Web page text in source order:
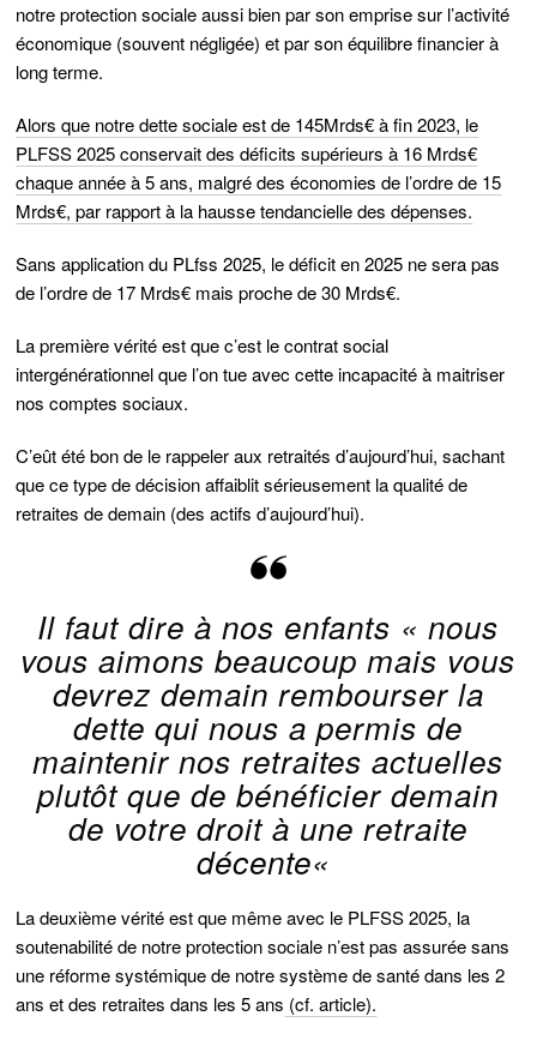
notre protection sociale aussi bien par son emprise sur l’activité
économique (souvent négligée) et par son équilibre financier à
long terme.
Alors que notre dette sociale est de 145Mrds€ à fin 2023, le
PLFSS 2025 conservait des déficits supérieurs à 16 Mrds€
chaque année à 5 ans, malgré des économies de l’ordre de 15
Mrds€, par rapport à la hausse tendancielle des dépenses.
Sans application du PLfss 2025, le déficit en 2025 ne sera pas
de l’ordre de 17 Mrds€ mais proche de 30 Mrds€.
La première vérité est que c’est le contrat social
intergénérationnel que l’on tue avec cette incapacité à maitriser
nos comptes sociaux.
C’eût été bon de le rappeler aux retraités d’aujourd’hui, sachant
que ce type de décision affaiblit sérieusement la qualité de
retraites de demain (des actifs d’aujourd’hui).
Il faut dire à nos enfants «nous
vous aimons beaucoup mais vous
devrez demain rembourser la
dette qui nous a permis de
maintenir nos retraites actuelles
plutôt que de bénéficier demain
de votre droit à une retraite
décente«
La deuxième vérité est que même avec le PLFSS 2025, la
soutenabilité de notre protection sociale n’est pas assurée sans
une réforme systémique de notre système de santé dans les 2
ans et des retraites dans les 5 ans (cf. article).